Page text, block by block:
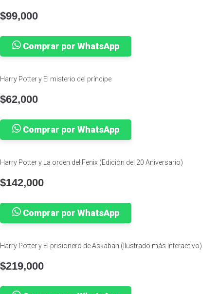
$99,000
Comprar por WhatsApp
Harry Potter y El misterio del príncipe
$62,000
Comprar por WhatsApp
Harry Potter y La orden del Fenix (Edición del 20 Aniversario)
$142,000
Comprar por WhatsApp
Harry Potter y El prisionero de Askaban (Ilustrado más Interactivo)
$219,000